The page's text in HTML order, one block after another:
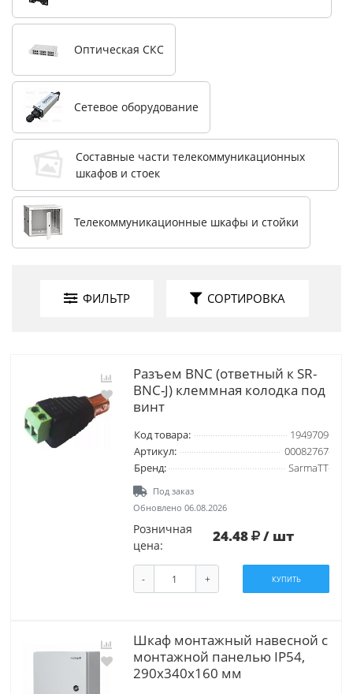
Оптическая СКС
Сетевое оборудование
Составные части телекоммуникационных
шкафов и стоек
Телекоммуникационные шкафы и стойки
ФИЛЬТР СОРТИРОВКА
Разъем BNC (ответный к SR-
BNC-J) клеммная колодка под
винт
Код товара:
1949709
Артикул:
00082767
Бренд:
SarmaTT
Под заказ
Обновлено 06.08.2026
Розничная
цена:
24.48 / шт
- + КУПИТЬ
Шкаф монтажный навесной с
монтажной панелью IP54,
290х340х160 мм